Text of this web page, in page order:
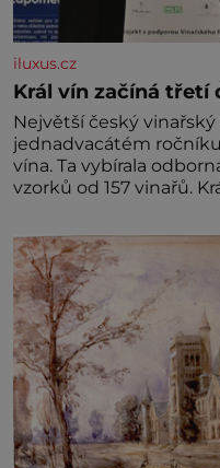
iluxus.cz
Král vín začíná třetí
Největší český
jednadvacátém
vína. Ta vybírala